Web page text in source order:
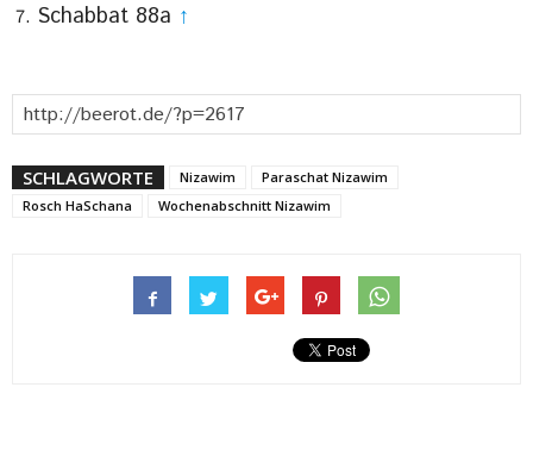
Schabbat 88a ↑
SCHLAGWORTE Nizawim
Paraschat Nizawim
Rosch HaSchana
Wochenabschnitt Nizawim